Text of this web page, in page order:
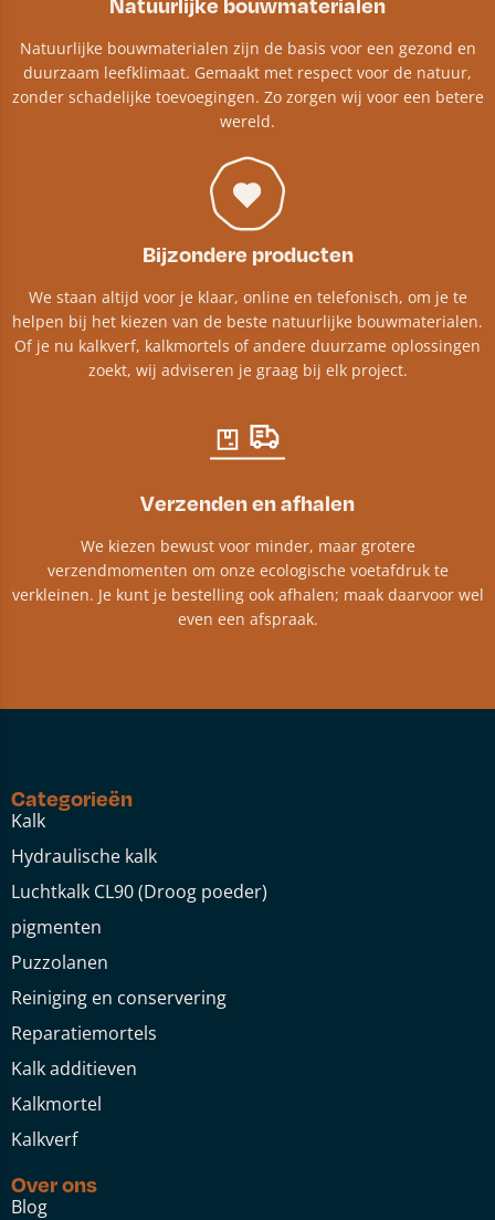
Natuurlijke bouwmaterialen zijn de basis voor een gezond en
duurzaam leefklimaat. Gemaakt met respect voor de natuur,
zonder schadelijke toevoegingen. Zo zorgen wij voor een betere
wereld.
Bijzondere producten
We staan altijd voor je klaar, online en telefonisch, om je te
helpen bij het kiezen van de beste natuurlijke bouwmaterialen.
Of je nu kalkverf, kalkmortels of andere duurzame oplossingen
zoekt, wij adviseren je graag bij elk project.​
Verzenden en afhalen
We kiezen bewust voor minder, maar grotere
verzendmomenten om onze ecologische voetafdruk te
verkleinen. Je kunt je bestelling ook afhalen; maak daarvoor wel
even een afspraak.
Categorieën
Kalk
Hydraulische kalk
Luchtkalk CL90 (Droog poeder)
pigmenten
Puzzolanen
Reiniging en conservering
Reparatiemortels
Kalk additieven
Kalkmortel
Kalkverf
Over ons
Blog